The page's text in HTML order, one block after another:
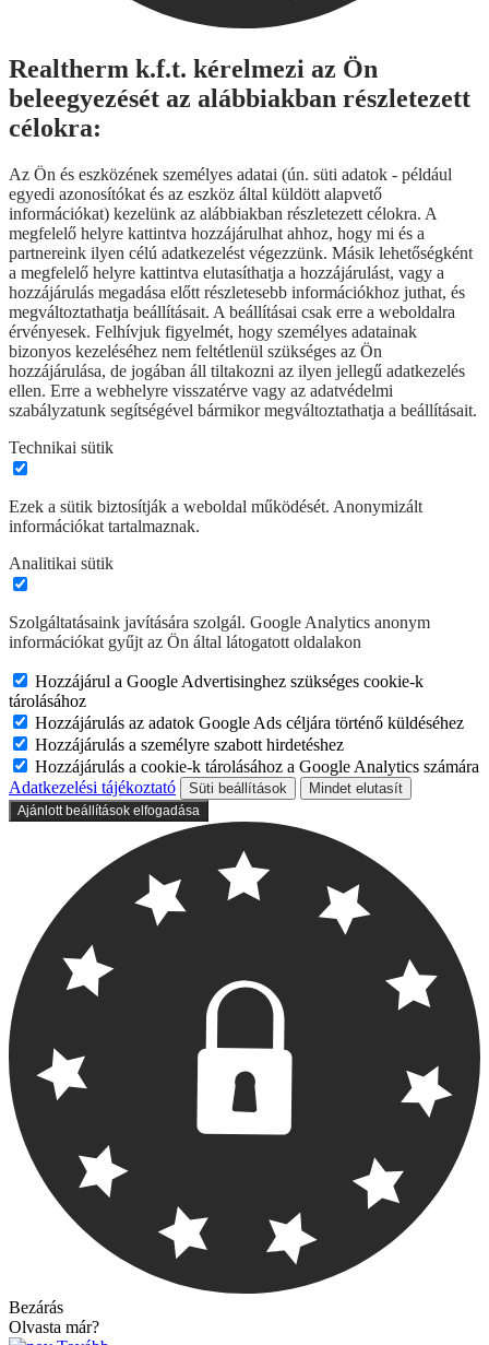
Realtherm k.f.t. kérelmezi az Ön
beleegyezését az alábbiakban részletezett
célokra:
Az Ön és eszközének személyes adatai (ún. süti adatok - például
egyedi azonosítókat és az eszköz által küldött alapvető
információkat) kezelünk az alábbiakban részletezett célokra. A
megfelelő helyre kattintva hozzájárulhat ahhoz, hogy mi és a
partnereink ilyen célú adatkezelést végezzünk. Másik lehetőségként
a megfelelő helyre kattintva elutasíthatja a hozzájárulást, vagy a
hozzájárulás megadása előtt részletesebb információkhoz juthat, és
megváltoztathatja beállításait. A beállításai csak erre a weboldalra
érvényesek. Felhívjuk figyelmét, hogy személyes adatainak
bizonyos kezeléséhez nem feltétlenül szükséges az Ön
hozzájárulása, de jogában áll tiltakozni az ilyen jellegű adatkezelés
ellen. Erre a webhelyre visszatérve vagy az adatvédelmi
szabályzatunk segítségével bármikor megváltoztathatja a beállításait.
Technikai sütik
Ezek a sütik biztosítják a weboldal működését. Anonymizált
információkat tartalmaznak.
Analitikai sütik
Szolgáltatásaink javítására szolgál. Google Analytics anonym
információkat gyűjt az Ön által látogatott oldalakon
Hozzájárul a Google Advertisinghez szükséges cookie-k
tárolásához
Hozzájárulás az adatok Google Ads céljára történő küldéséhez
Hozzájárulás a személyre szabott hirdetéshez
Hozzájárulás a cookie-k tárolásához a Google Analytics számára
Adatkezelési tájékoztató
Süti beállítások Mindet elutasít
Ajánlott beállítások elfogadása
Bezárás
Olvasta már?